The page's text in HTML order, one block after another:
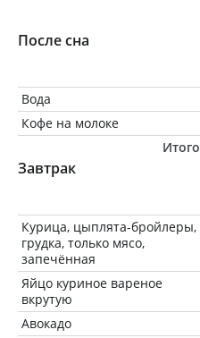
После сна
Вода
Кофе на молоке
Итого
Завтрак
Курица, цыплята-бройлеры,
грудка, только мясо,
запечённая
Яйцо куриное вареное
вкрутую
Авокадо